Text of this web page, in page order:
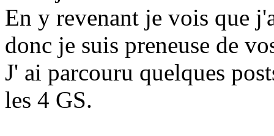
En y revenant je vois que
donc je suis preneuse de
J' ai parcouru quelques
les 4 GS.